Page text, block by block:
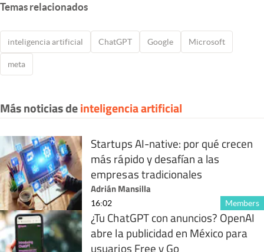
Temas relacionados
inteligencia artificial ChatGPT Google Microsoft
meta
Más noticias deinteligencia artificial
Startups AI-native: por qué crecen
más rápido y desafían a las
empresas tradicionales
Adrián Mansilla
Members
16:02
¿Tu ChatGPT con anuncios? OpenAI
abre la publicidad en México para
usuarios Free y Go